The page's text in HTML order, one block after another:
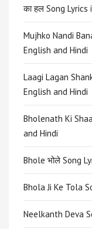
का हल Song Lyrics
Mujhko Nandi
English and Hindi
Laagi Lagan
English and Hindi
Bholenath Ki
and Hindi
Bhole भोले Song
Bhola Ji Ke Tola
Neelkanth Deva